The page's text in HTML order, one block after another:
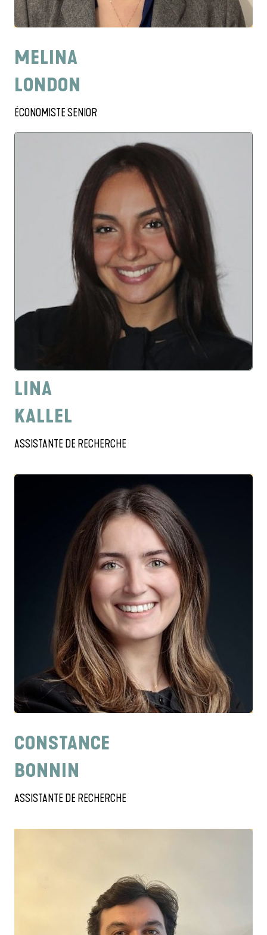
MELINA
LONDON
ÉCONOMISTE SENIOR
LINA
KALLEL
ASSISTANTE DE RECHERCHE
CONSTANCE
BONNIN
ASSISTANTE DE RECHERCHE